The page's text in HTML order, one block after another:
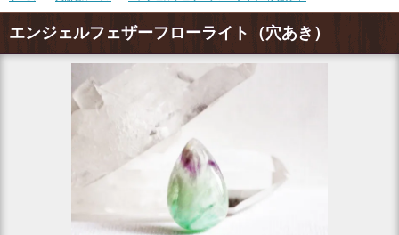
エンジェルフェザーフローライト（穴あき）